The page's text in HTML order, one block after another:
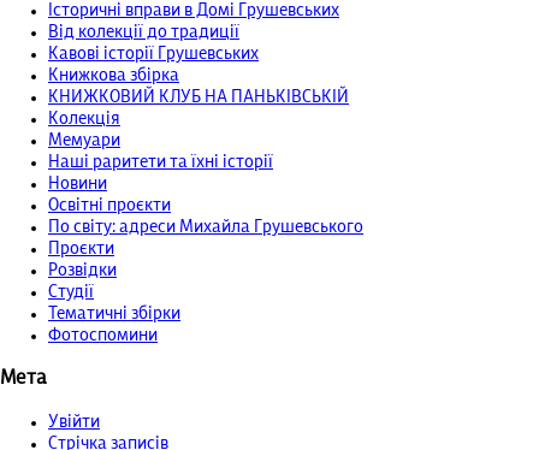
Історичні вправи в Домі Грушевських
Від колекції до традиції
Кавові історії Грушевських
Книжкова збірка
КНИЖКОВИЙ КЛУБ НА ПАНЬКІВСЬКІЙ
Колекція
Мемуари
Наші раритети та їхні історії
Новини
Освітні проєкти
По світу: адреси Михайла Грушевського
Проєкти
Розвідки
Студії
Тематичні збірки
Фотоспомини
Мета
Увійти
Стрічка записів